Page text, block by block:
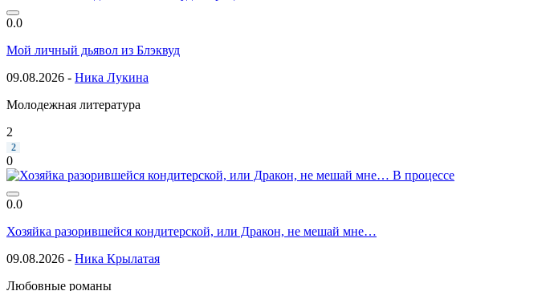
0.0
Мой личный дьявол из Блэквуд
09.08.2026 - Ника Лукина
Молодежная литература
2
2
0
В процессе
0.0
Хозяйка разорившейся кондитерской, или Дракон, не мешай мне…
09.08.2026 - Ника Крылатая
Любовные романы